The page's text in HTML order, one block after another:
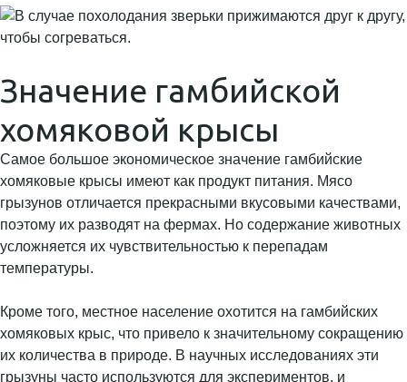
Значение гамбийской
хомяковой крысы
Самое большое экономическое значение гамбийские
хомяковые крысы имеют как продукт питания. Мясо
грызунов отличается прекрасными вкусовыми качествами,
поэтому их разводят на фермах. Но содержание животных
усложняется их чувствительностью к перепадам
температуры.
Кроме того, местное население охотится на гамбийских
хомяковых крыс, что привело к значительному сокращению
их количества в природе. В научных исследованиях эти
грызуны часто используются для экспериментов, и